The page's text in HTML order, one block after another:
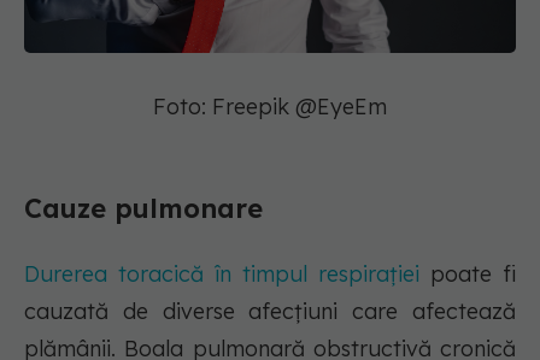
Foto: Freepik @EyeEm
Cauze pulmonare
Durerea toracică în timpul respirației poate fi
cauzată de diverse afecțiuni care afectează
plămânii. Boala pulmonară obstructivă cronică